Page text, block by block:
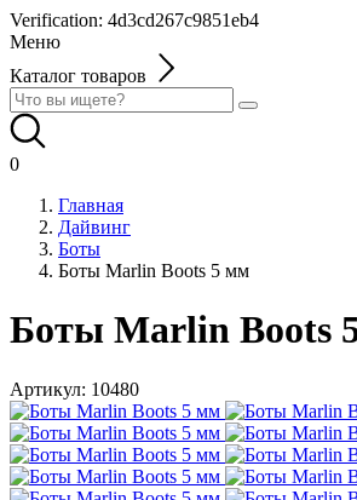
Verification: 4d3cd267c9851eb4
Меню
Каталог товаров
0
Главная
Дайвинг
Боты
Боты Marlin Boots 5 мм
Боты Marlin Boots
Артикул: 10480